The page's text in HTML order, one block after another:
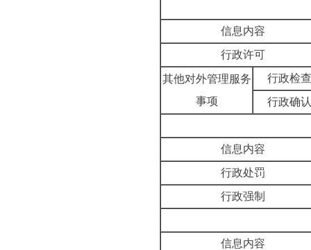
信息内容
行政许可
其他对外管理服务
事项
行政检查
行政确认
信息内容
行政处罚
行政强制
信息内容